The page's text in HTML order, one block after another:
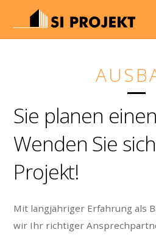
Sie planen
Wenden Sie
Projekt!
Mit langjähriger Erfahrung als
wir Ihr richtiger